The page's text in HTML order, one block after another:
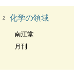
2 化学の領域
南江堂
月刊